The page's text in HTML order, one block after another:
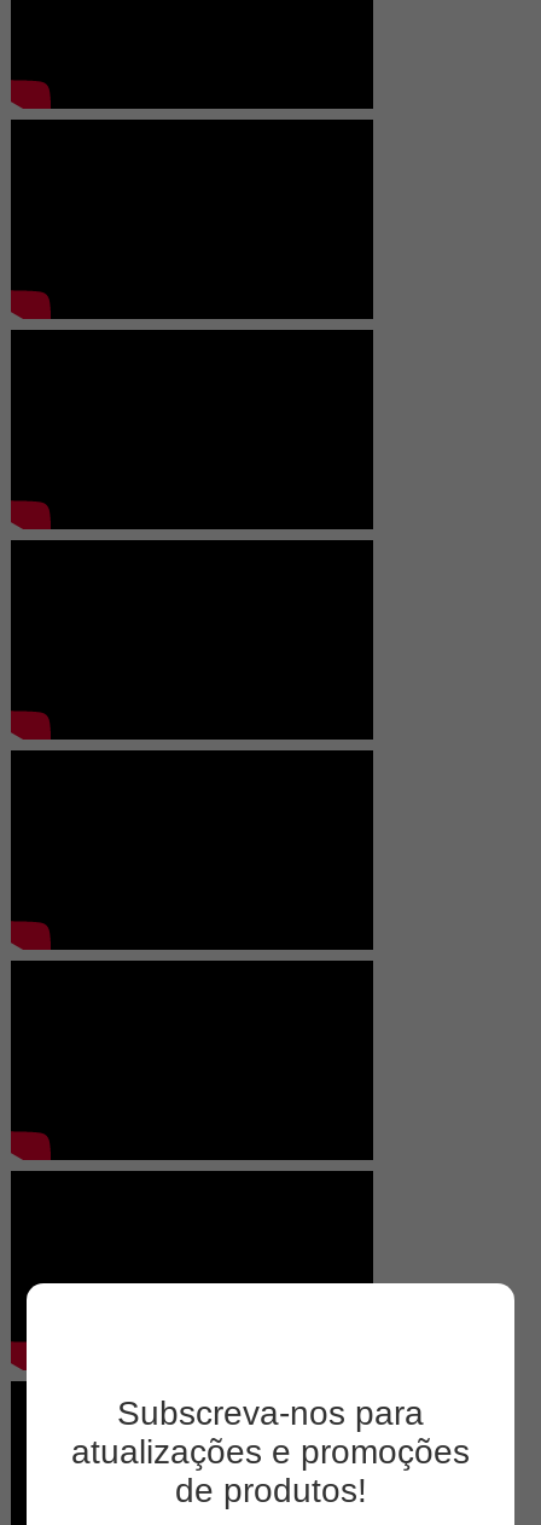
Subscreva-nos para
atualizações e promoções
de produtos!